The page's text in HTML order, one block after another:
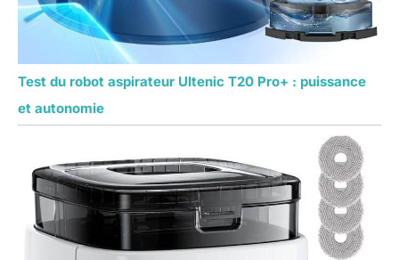
Test du robot aspirateur Ultenic T20 Pro+ : puissance
et autonomie